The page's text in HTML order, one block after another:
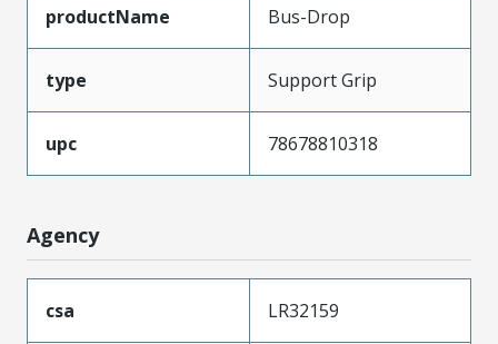
productName Bus-Drop
type Support Grip
upc 78678810318
Agency
csa LR32159